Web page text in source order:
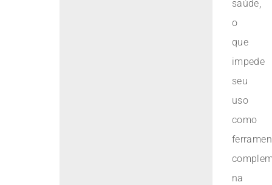
saúde,
o
que
impede
seu
uso
como
na